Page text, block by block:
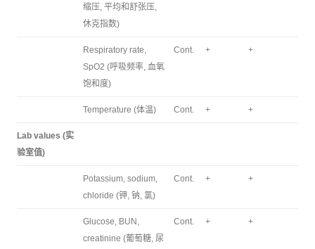
缩压, 平均和舒张压,
休克指数)
Respiratory rate,
SpO2 (呼吸频率, 血氧
饱和度)
Cont. + +
Temperature (体温) Cont. + +
Lab values (实
验室值)
Potassium, sodium,
chloride (钾, 钠, 氯)
Cont. + +
Glucose, BUN,
creatinine (葡萄糖, 尿
Cont. + +